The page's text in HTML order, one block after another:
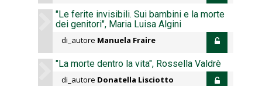
"Le ferite invisibili. Sui bambini e la morte
dei genitori", Maria Luisa Algini
di_autore Manuela Fraire
"La morte dentro la vita", Rossella Valdrè
di_autore Donatella Lisciotto